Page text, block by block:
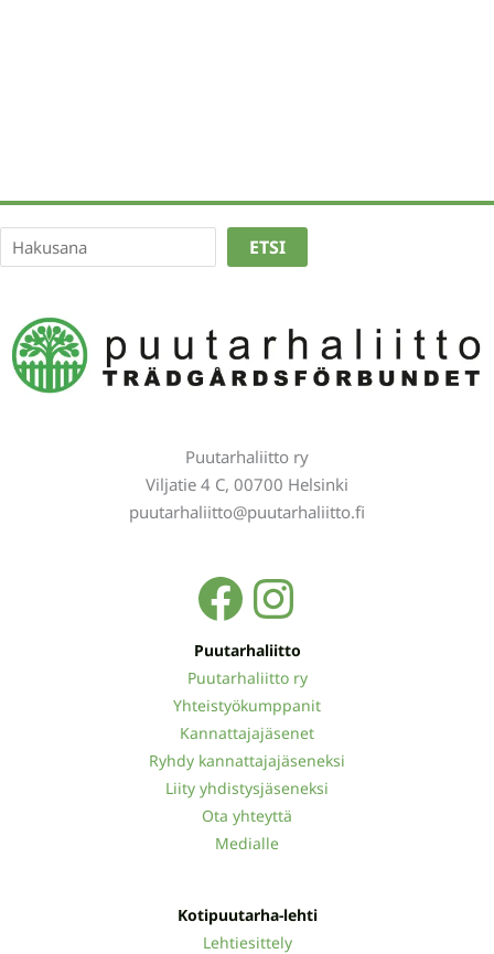
Etsi
ETSI
Puutarhaliitto ry
Viljatie 4 C, 00700 Helsinki
puutarhaliitto@puutarhaliitto.fi
Facebook
Puutarhaliitto
Puutarhaliitto ry
Yhteistyökumppanit
Kannattajajäsenet
Ryhdy kannattajajäseneksi
Liity yhdistysjäseneksi
Ota yhteyttä
Medialle
Kotipuutarha-lehti
Lehtiesittely